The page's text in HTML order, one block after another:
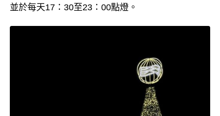
並於每天17：30至23：00點燈。